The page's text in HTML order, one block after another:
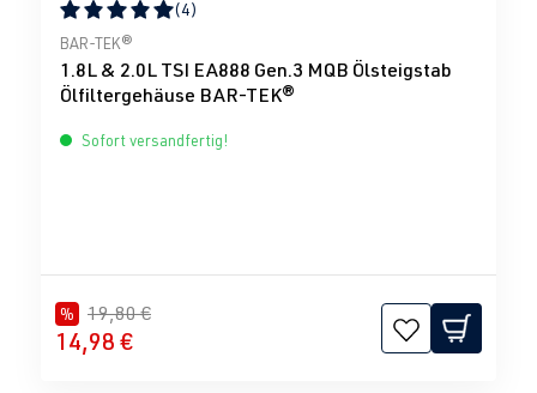
Durchschnittliche Bewertung von 5 von 5 Sternen
(4)
BAR-TEK®
1.8L & 2.0L TSI EA888 Gen.3 MQB Ölsteigstab
Ölfiltergehäuse BAR-TEK®
Sofort versandfertig!
% 19,80 €
14,98 €